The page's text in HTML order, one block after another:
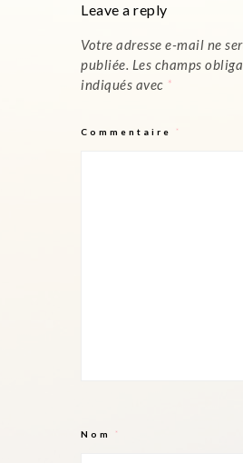
Leave a reply
Votre adresse e-mail ne
publiée. Les champs
indiqués avec *
Commentaire *
Nom *